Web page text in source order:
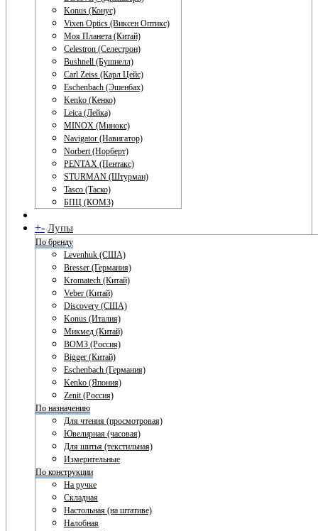
Konus (Конус)
Vixen Optics (Виксен Оптикс)
Моя Планета (Китай)
Celestron (Селестрон)
Bushnell (Бушнелл)
Carl Zeiss (Карл Цейс)
Eschenbach (Эшенбах)
Kenko (Кенко)
Leica (Лейка)
MINOX (Минокс)
Navigator (Навигатор)
Norbert (Норберт)
PENTAX (Пентакс)
STURMAN (Штурман)
Tasco (Таско)
БПЦ (КОМЗ)
+- Лупы
По бренду
Levenhuk (США)
Bresser (Германия)
Kromatech (Китай)
Veber (Китай)
Discovery (США)
Konus (Италия)
Микмед (Китай)
ВОМЗ (Россия)
Bigger (Китай)
Eschenbach (Германия)
Kenko (Япония)
Zenit (Россия)
По назначению
Для чтения (просмотровая)
Ювелирная (часовая)
Для шитья (текстильная)
Измерительные
По конструкции
На ручке
Складная
Настольная (на штативе)
Налобная